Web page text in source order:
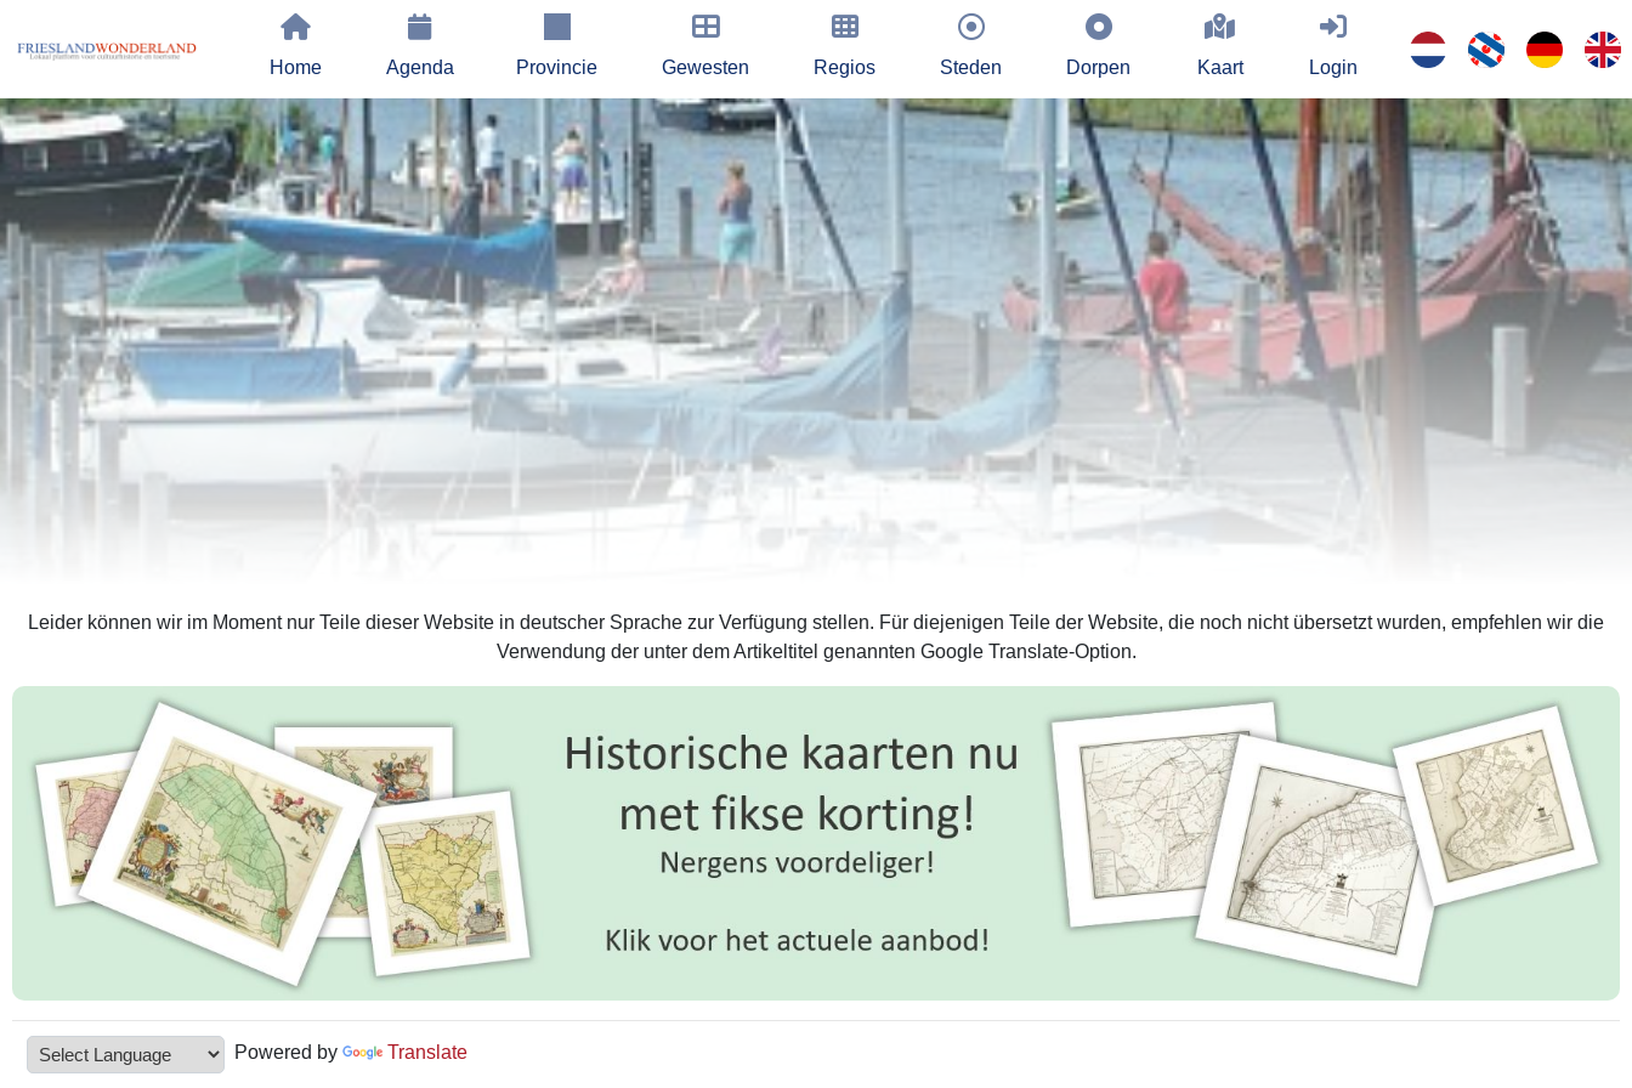
Home Agenda Provincie Gewesten Regios Steden Dorpen Kaart Login
Leider können wir im Moment nur Teile dieser Website in deutscher Sprache zur Verfügung stellen. Für diejenigen Teile der Website, die noch nicht übersetzt wurden, empfehlen wir die
Verwendung der unter dem Artikeltitel genannten Google Translate-Option.
Powered by Translate